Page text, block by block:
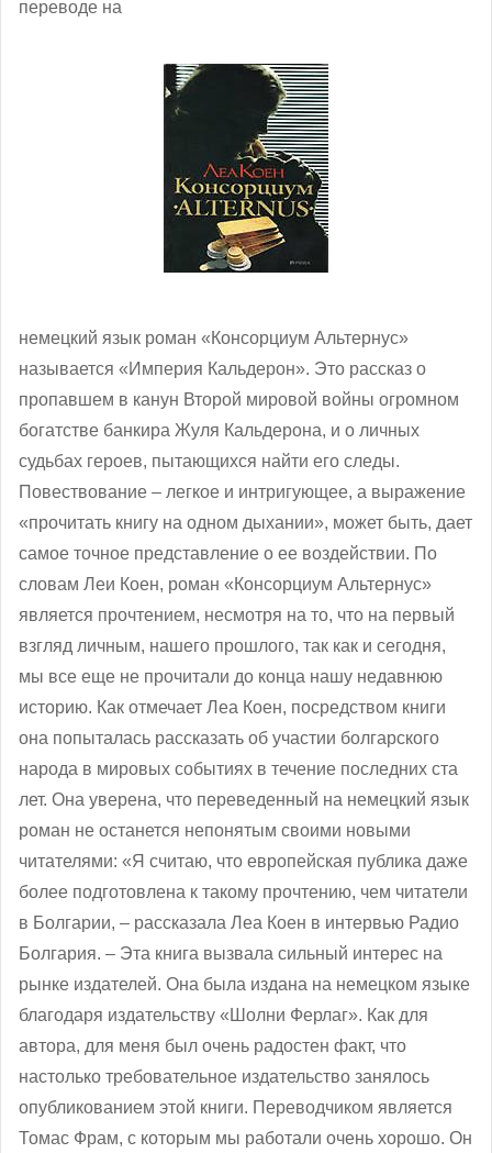
переводе на
немецкий язык роман «Консорциум Альтернус»
называется «Империя Кальдерон». Это рассказ о
пропавшем в канун Второй мировой войны огромном
богатстве банкира Жуля Кальдерона, и о личных
судьбах героев, пытающихся найти его следы.
Повествование – легкое и интригующее, а выражение
«прочитать книгу на одном дыхании», может быть, дает
самое точное представление о ее воздействии. По
словам Леи Коен, роман «Консорциум Альтернус»
является прочтением, несмотря на то, что на первый
взгляд личным, нашего прошлого, так как и сегодня,
мы все еще не прочитали до конца нашу недавнюю
историю. Как отмечает Леа Коен, посредством книги
она попыталась рассказать об участии болгарского
народа в мировых событиях в течение последних ста
лет. Она уверена, что переведенный на немецкий язык
роман не останется непонятым своими новыми
читателями: «Я считаю, что европейская публика даже
более подготовлена к такому прочтению, чем читатели
в Болгарии, ‒ рассказала Леа Коен в интервью Радио
Болгария. – Эта книга вызвала сильный интерес на
рынке издателей. Она была издана на немецком языке
благодаря издательству «Шолни Ферлаг». Как для
автора, для меня был очень радостен факт, что
настолько требовательное издательство занялось
опубликованием этой книги. Переводчиком является
Томас Фрам, с которым мы работали очень хорошо. Он